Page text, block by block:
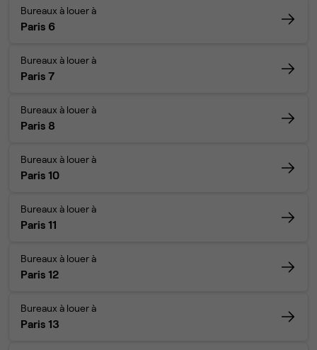
Bureaux à louer à
Paris 6
Bureaux à louer à
Paris 7
Bureaux à louer à
Paris 8
Bureaux à louer à
Paris 10
Bureaux à louer à
Paris 11
Bureaux à louer à
Paris 12
Bureaux à louer à
Paris 13